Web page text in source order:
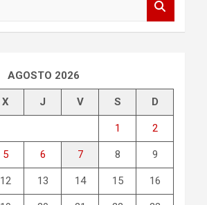
AGOSTO 2026
X J V S D
1 2
5 6 7 8 9
12 13 14 15 16